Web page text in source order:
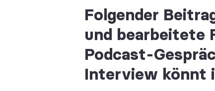
Folgender
und bearbeitete
Podcast-
Interview könnt